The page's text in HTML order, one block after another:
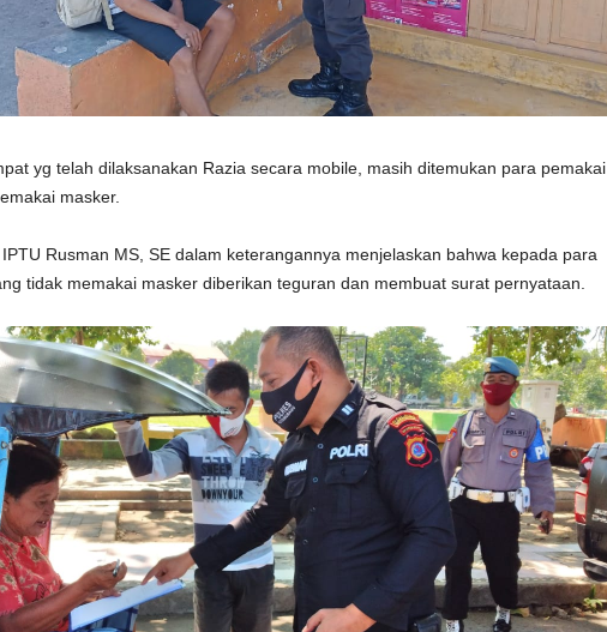
yg telah dilaksanakan Razia secara mobile, masih ditemukan para pemakai
masker.
Rusman MS, SE dalam keterangannya menjelaskan bahwa kepada para
tidak memakai masker diberikan teguran dan membuat surat pernyataan.